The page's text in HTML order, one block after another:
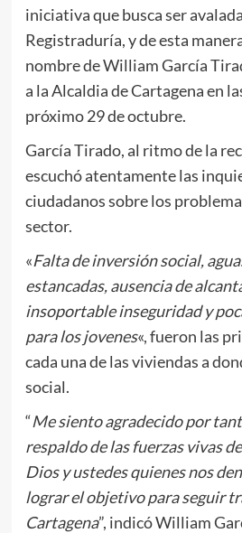
iniciativa que busca ser
Registraduría, y de esta
nombre de William García
a la Alcaldia de Cartagena en
próximo 29 de octubre.
García Tirado, al ritmo de la
escuchó atentamente las
ciudadanos sobre los
sector.
«Falta de inversión social,
estancadas, ausencia de
insoportable inseguridad y
para los jovenes«, fueron las
cada una de las viviendas a
social.
“Me siento agradecido por
respaldo de las fuerzas vivas
Dios y ustedes quienes nos
lograr el objetivo para seguir
Cartagena”, indicó William